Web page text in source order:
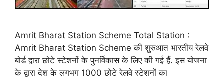
Amrit Bharat Station Scheme Total Station :
Amrit Bharat Station Scheme की शुरुआत भारतीय रेलवे
बोर्ड द्वारा छोटे स्टेशनों के पुनर्विकास के लिए की गई हैं. इस योजना
के द्वारा देश के लगभग 1000 छोटे रेलवे स्टेशनों का